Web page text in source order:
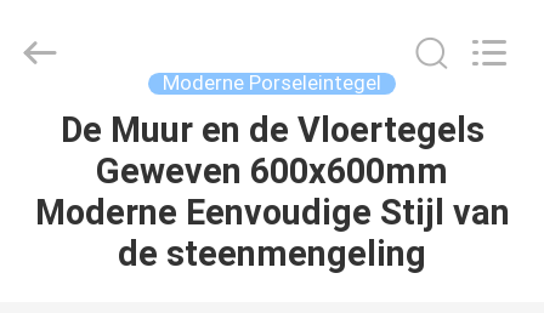
HUIS
PRODUCTEN
CERAMICS
CO.,LTD..
Moderne Porseleintegel
De Muur en de Vloertegels
Geweven 600x600mm
Moderne Eenvoudige Stijl van
de steenmengeling